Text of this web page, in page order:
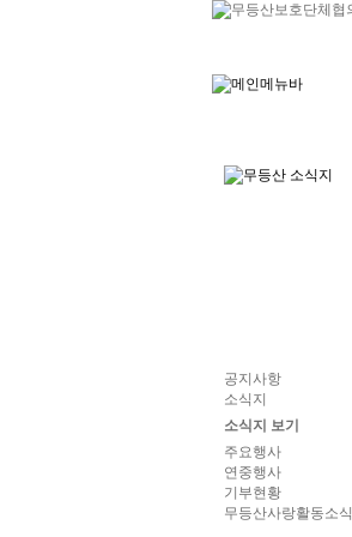
공지사항
소식지
소식지 보기
주요행사
연중행사
기부현황
무등산사랑활동소식